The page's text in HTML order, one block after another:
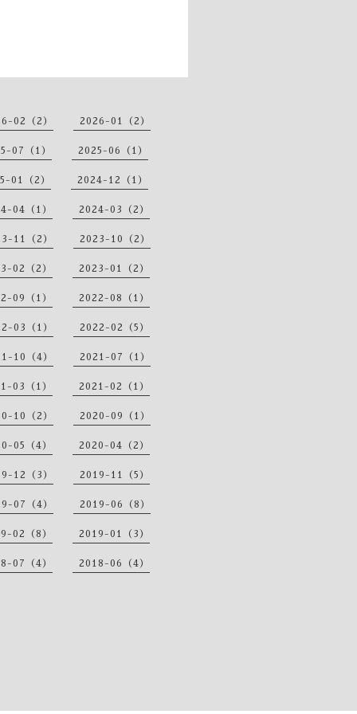
02（2） 2026-01（2）
07（1） 2025-06（1）
01（2） 2024-12（1）
04（1） 2024-03（2）
11（2） 2023-10（2）
02（2） 2023-01（2）
09（1） 2022-08（1）
03（1） 2022-02（5）
10（4） 2021-07（1）
03（1） 2021-02（1）
10（2） 2020-09（1）
05（4） 2020-04（2）
12（3） 2019-11（5）
07（4） 2019-06（8）
02（8） 2019-01（3）
07（4） 2018-06（4）